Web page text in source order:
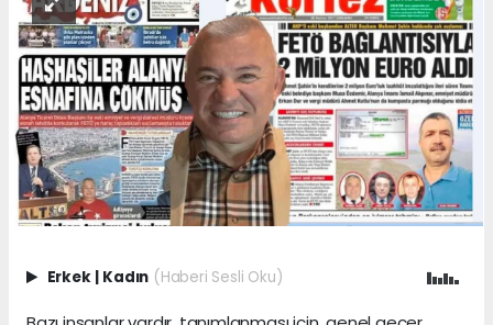
Erkek | Kadın (Haberi Sesli Oku)